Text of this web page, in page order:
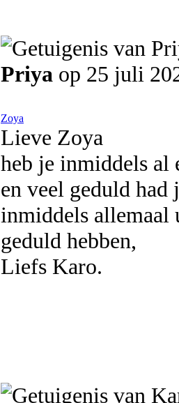
Priya op 25 juli
Zoya
Lieve Zoya
heb je inmiddels al
en veel geduld
inmiddels allemaal
geduld hebben,
Liefs Karo.